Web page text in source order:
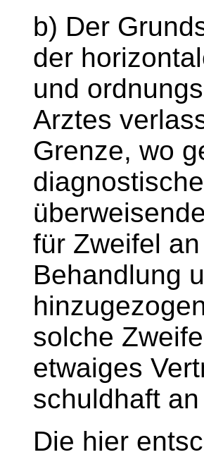
b) Der
der
und
Arztes
Grenze, wo
für Zweifel
Behandlung
solche
etwaiges
schuldhaft
Die hier